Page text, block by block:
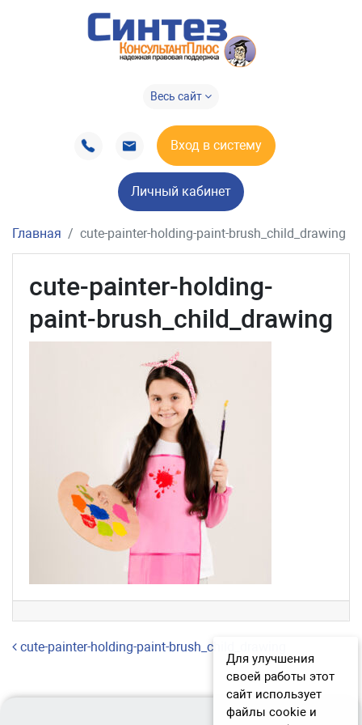
Весь сайт
Вход в систему
Личный кабинет
Главная cute-painter-holding-paint-brush_child_drawing
cute-painter-holding-
paint-brush_child_drawing
Навигация по записям
cute-painter-holding-paint-brush_child_drawing
Для улучшения
своей работы этот
сайт использует
файлы cookie и